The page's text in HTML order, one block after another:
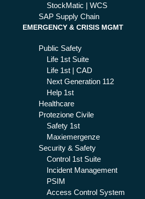
StockMatic | WCS
SAP Supply Chain
EMERGENCY & CRISIS MGMT
Public Safety
Life 1st Suite
Life 1st | CAD
Next Generation 112
Help 1st
Healthcare
Protezione Civile
Safety 1st
Maxiemergenze
Security & Safety
Control 1st Suite
Incident Management
PSIM
Access Control System